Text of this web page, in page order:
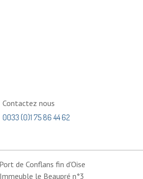
Contactez nous
0033 (0)1 75 86 44 62
Port de Conflans fin d'Oise
Immeuble le Beaupré n°3